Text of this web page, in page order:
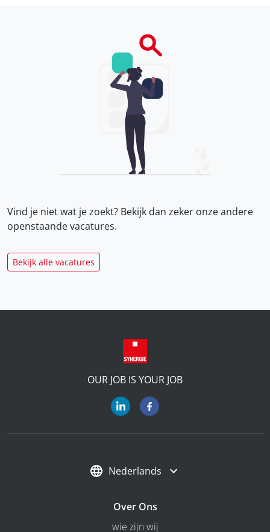
Vind je niet wat je zoekt? Bekijk dan zeker onzeandere
openstaande vacatures.
Bekijk alle vacatures
OUR JOB IS YOUR JOB
Nederlands
Over Ons
wie zijn wij